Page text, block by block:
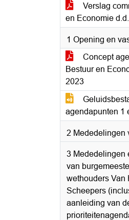
Verslag
en Economie
1 Opening en
Concept
Bestuur en
2023
agendapunten 1
2 Mededelingen
3 Mededelingen
van
wethouders Van
Scheepers
aanleiding van